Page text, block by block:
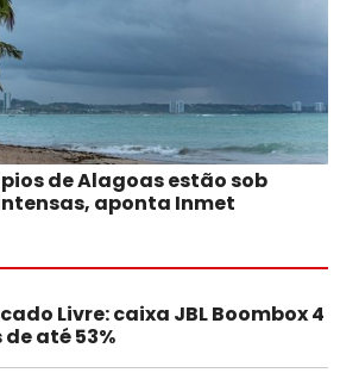
de Alagoas estão sob
aponta Inmet
Livre: caixa JBL Boombox 4
até 53%